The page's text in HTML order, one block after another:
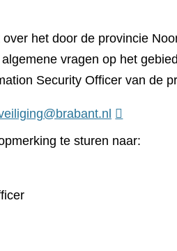
het door de provincie
vragen op het
Security Officer van de
te sturen naar: